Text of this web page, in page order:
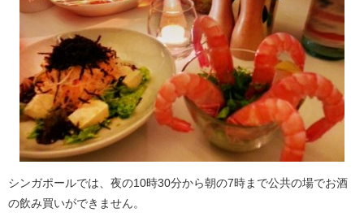
シンガポールでは、夜の10時30分から朝の7時まで公共の場でお酒
の飲み買いができません。